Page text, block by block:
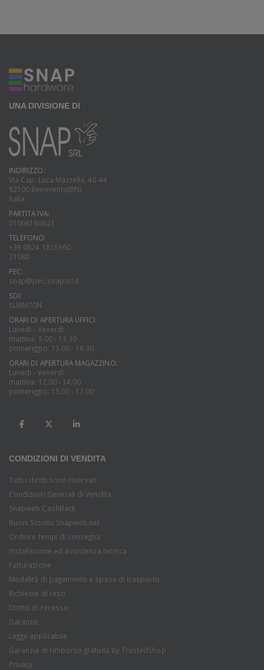
UNA DIVISIONE DI
INDIRIZZO:
Via Cap. Luca Mazzella, 40-44
82100 Benevento(BN)
Italia
PARTITA IVA:
01066160621
TELEFONO:
+39 0824 1815960
21080
PEC:
snap@pec.snapsrl.it
SDI:
SUBM70N
ORARI DI APERTURA UFFICI:
Lunedi - Venerdì
mattina: 9.00 - 13.30
pomeriggio: 15.00 - 18.30
ORARI DI APERTURA MAGAZZINO:
Lunedi - Venerdì
mattina: 12.00 - 14.00
pomeriggio: 15.00 - 17.00
CONDIZIONI DI VENDITA
Tutti i diritti sono riservati
Condizioni Generali di Vendita
Snapweb CashBack
Buoni Sconto Snapweb.net
Ordini e tempi di consegna
Installazione ed assistenza tecnica
Fatturazione
Modalità di pagamento e spese di trasporto
Richieste di reso
Diritto di recesso
Garanzie
Legge applicabile
Garanzia di rimborso gratuita by TrustedShop
Privacy